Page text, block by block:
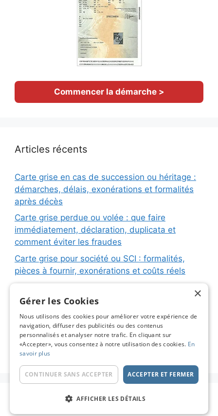
Commencer la démarche >
Articles récents
Carte grise en cas de succession ou héritage :
démarches, délais, exonérations et formalités
après décès
Carte grise perdue ou volée : que faire
immédiatement, déclaration, duplicata et
comment éviter les fraudes
Carte grise pour société ou SCI : formalités,
pièces à fournir, exonérations et coûts réels
immatriculation, fiche d’identification, plaques
Changement de titulaire carte grise : étapes
détaillées, coûts réels et astuces pour éviter les
pièges
© 2026 Carte Grise en Ligne - Le Blog
×
Gérer les Cookies
Nous utilisons des cookies pour améliorer votre expérience de
navigation, diffuser des publicités ou des contenus
personnalisés et analyser notre trafic. En cliquant sur
«Accepter», vous consentez à notre utilisation des cookies. En
savoir plus
ACCEPTER ET FERMER
CONTINUER SANS ACCEPTER
AFFICHER LES DÉTAILS